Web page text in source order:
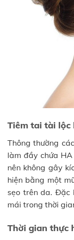
Tiêm tai tài lộc
Thông thường
làm đầy chứa
nên không gây
hiện bằng một
sẹo trên da. Đặc
mái trong thời
Thời gian thực